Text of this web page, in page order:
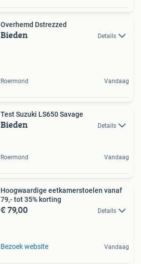
Overhemd Dstrezzed
Bieden Details
Roermond Vandaag
Test Suzuki LS650 Savage
Bieden Details
Roermond Vandaag
Hoogwaardige eetkamerstoelen vanaf
79,- tot 35% korting
€ 79,00 Details
Bezoek website Vandaag